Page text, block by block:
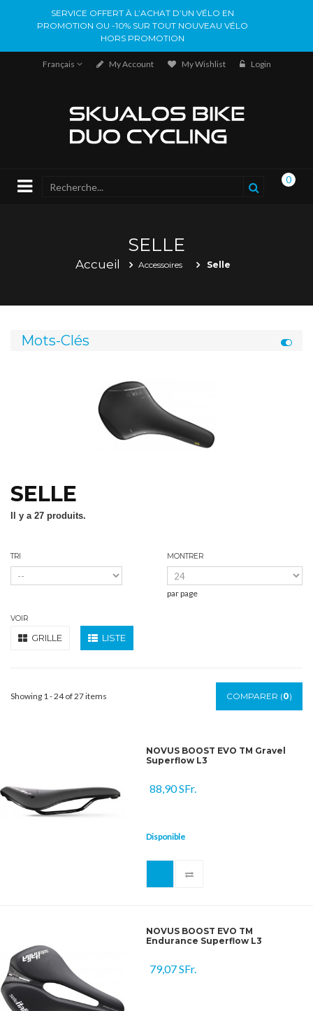
SERVICE OFFERT À L’ACHAT D’UN VÉLO EN
PROMOTION OU -10% SUR TOUT NOUVEAU VÉLO
HORS PROMOTION
Français My Account My Wishlist Login
0
SELLE
Accueil Accessoires Selle
Mots-Clés
SELLE
Il y a 27 produits.
TRI MONTRER
par page
VOIR
GRILLE LISTE
Showing 1 - 24 of 27 items COMPARER (0)
NOVUS BOOST EVO TM Gravel
Superflow L3
88,90 SFr.
Disponible
NOVUS BOOST EVO TM
Endurance Superflow L3
79,07 SFr.